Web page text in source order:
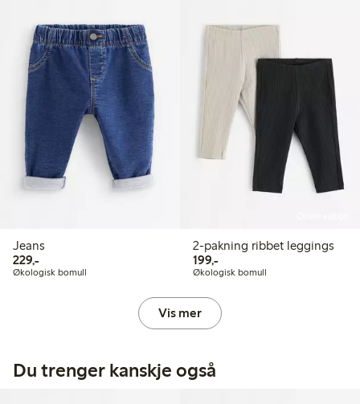
Jeans
229,-229,00 kr
Økologisk bomull
2-pakning ribbet leggings
199,-199,00 kr
Økologisk bomull
Vis mer
Du trenger kanskje også